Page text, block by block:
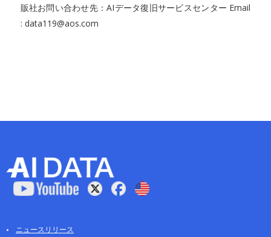
販社お問い合わせ先：AIデータ復旧サービスセンター Email
: data119@aos.com
ニュースリリース